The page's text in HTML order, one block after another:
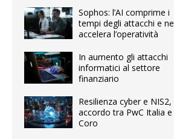
Sophos: l’AI comprime i
tempi degli attacchi e ne
accelera l’operatività
In aumento gli attacchi
informatici al settore
finanziario
Resilienza cyber e NIS2,
accordo tra PwC Italia e
Coro